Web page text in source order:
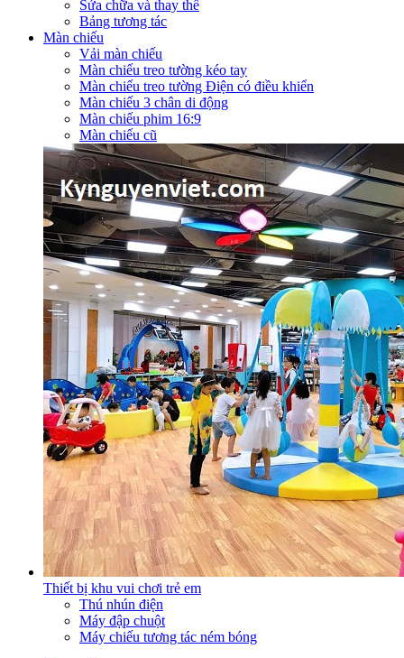
Sửa chữa và thay thế
Bảng tương tác
Màn chiếu
Vải màn chiếu
Màn chiếu treo tường kéo tay
Màn chiếu treo tường Điện có điều khiển
Màn chiếu 3 chân di động
Màn chiếu phim 16:9
Màn chiếu cũ
Thiết bị khu vui chơi trẻ em
Thú nhún điện
Máy đập chuột
Máy chiếu tương tác ném bóng